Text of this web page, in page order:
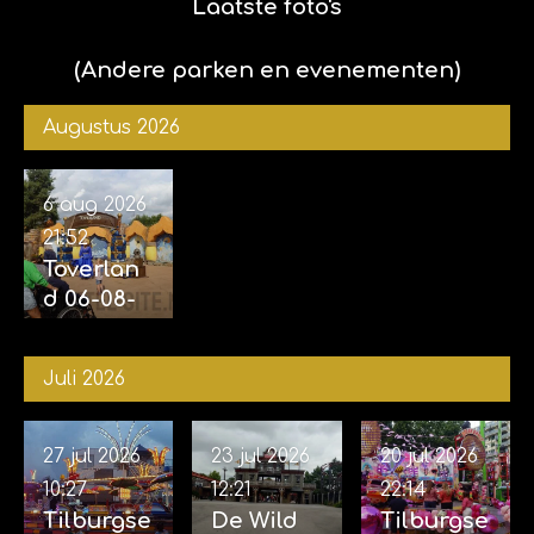
Sophie)
Laatste foto's
(Andere parken en evenementen)
Augustus 2026
Toverlan
d 06-08-
6 aug 2026
21:52
Juli 2026
Tilburgse
27 jul 2026
10:27
De Wild
23 jul 2026
12:21
Tilburgse
20 jul 2026
22:14